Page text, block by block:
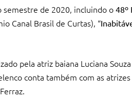
de 2020, incluindo o 48º
Canal Brasil de Curtas), “
pela atriz baiana Luciana
conta também com as